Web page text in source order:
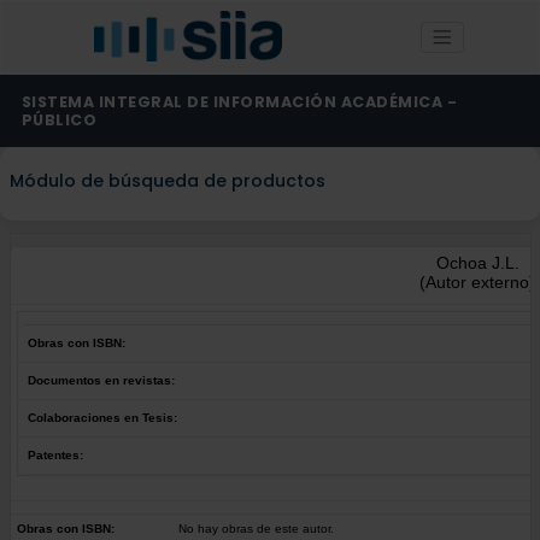
SISTEMA INTEGRAL DE INFORMACIÓN ACADÉMICA -
PÚBLICO
Módulo de búsqueda de productos
Ochoa J.L.
(Autor externo)
Obras con ISBN:
Documentos en revistas:
Colaboraciones en Tesis:
Patentes:
Obras con ISBN: No hay obras de este autor.